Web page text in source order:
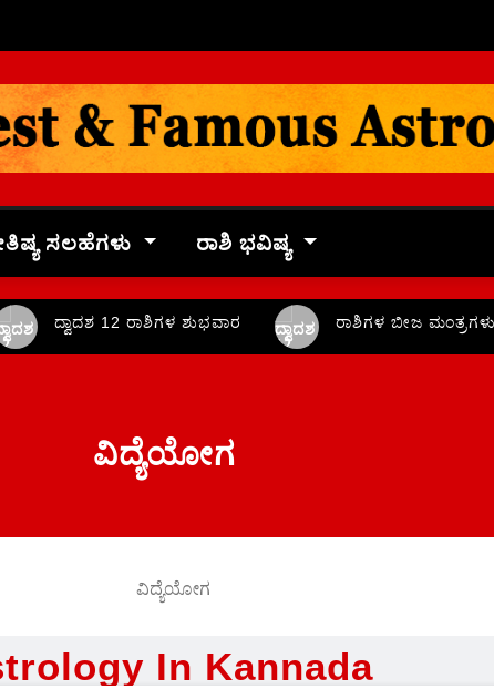
ಸಲಹೆಗಳು ರಾಶಿ ಭವಿಷ್ಯ
ದ್ವಾದಶ 12 ರಾಶಿಗಳ ಶುಭವಾರ ರಾಶಿಗಳ ಬೀಜ ಮಂತ್ರಗಳು
ವಿದ್ಯೆಯೋಗ
In Kannada